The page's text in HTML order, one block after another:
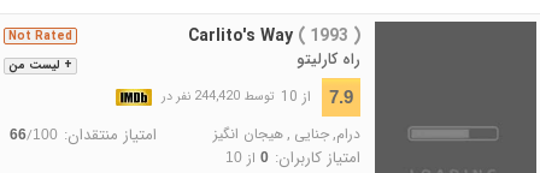
+ لیست من
Not Rated Carlito's Way ( 1993 )
راه کارلیتو
7.9 از 10 توسط 244,420 نفر در
درام,جنایی ,هیجان انگیز امتیاز منتقدان: 66/100
امتیاز کاربران: 0از 10